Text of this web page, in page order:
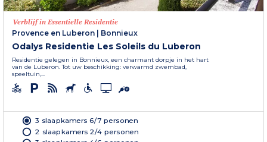
Verblijf in Essentielle Residentie
Provence en Luberon | Bonnieux
Odalys Residentie Les Soleils du Luberon
Residentie gelegen in Bonnieux, een charmant dorpje in het hart
van de Luberon. Tot uw beschikking: verwarmd zwembad,
speeltuin,...
3 slaapkamers 6/7 personen
2 slaapkamers 2/4 personen